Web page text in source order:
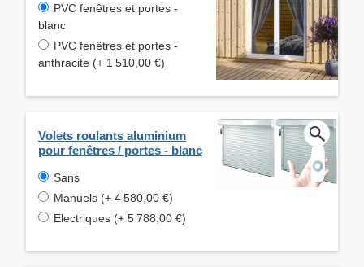
PVC fenêtres et portes -
blanc
PVC fenêtres et portes -
anthracite (+ 1 510,00 €)
Volets roulants aluminium
pour fenêtres / portes - blanc
Sans
Manuels (+ 4 580,00 €)
Electriques (+ 5 788,00 €)